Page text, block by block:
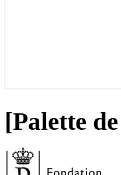
[Palette